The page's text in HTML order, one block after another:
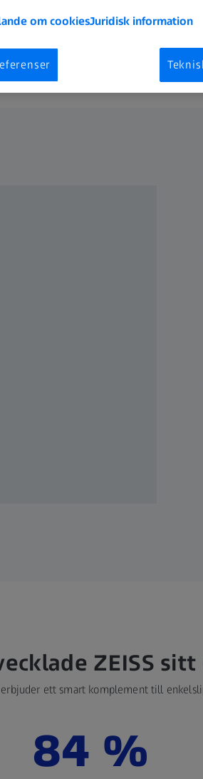
ZEISS
ett smart komplement till
84 %
om cookiesJuridisk information